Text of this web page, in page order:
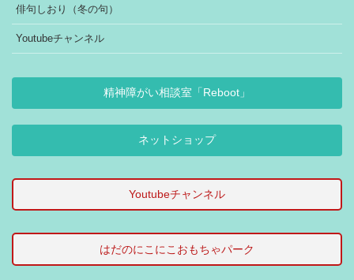
俳句しおり（冬の句）
Youtubeチャンネル
精神障がい相談室「Reboot」
ネットショップ
Youtubeチャンネル
はだのにこにこおもちゃパーク